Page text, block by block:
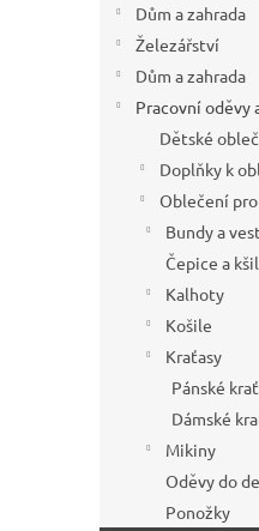
Dům a zahrada
Železářství
Dům a zahrada
Pracovní oděvy
Dětské
Doplňky k
Oblečení
Bundy a
Čepice a
Kalhoty
Košile
Kraťasy
Pánské
Dámské
Mikiny
Oděvy do
Ponožky